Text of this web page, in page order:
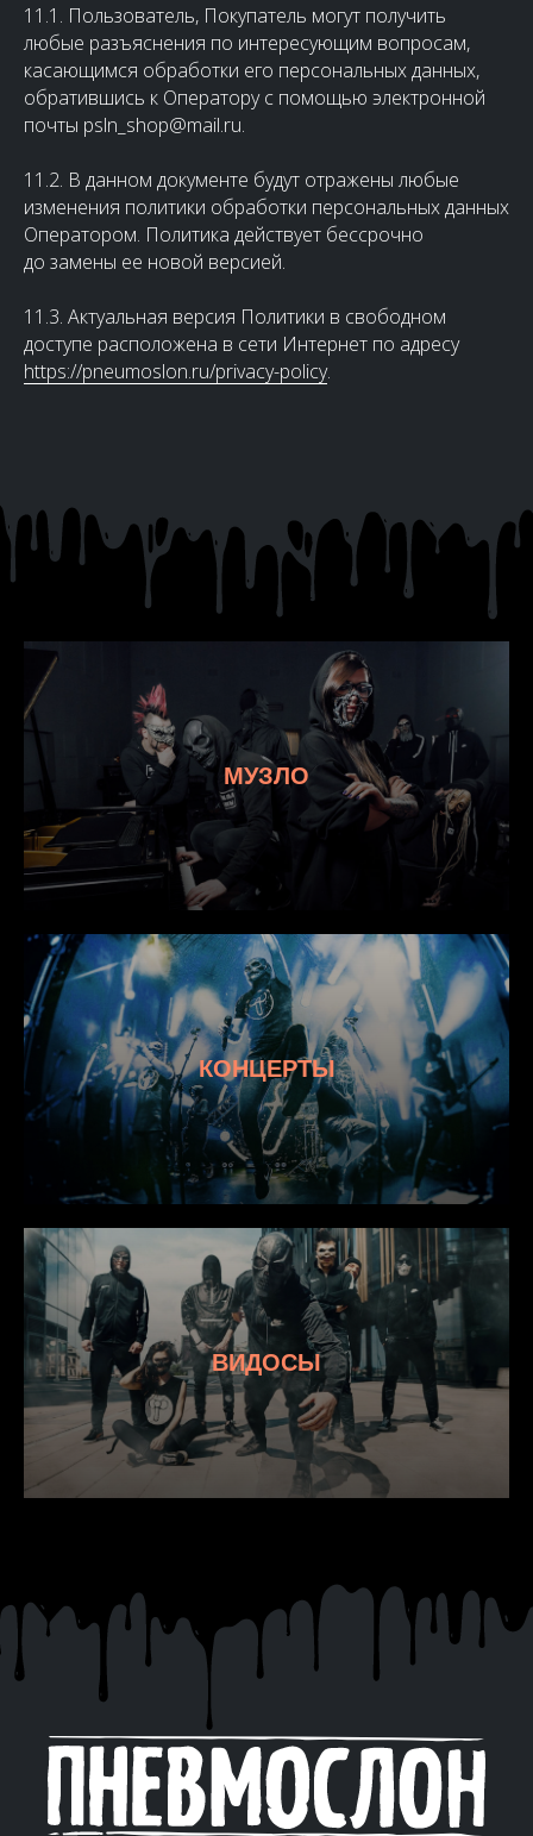
11.1. Пользователь, Покупатель могут получить
любые разъяснения по интересующим вопросам,
касающимся обработки его персональных данных,
обратившись к Оператору с помощью электронной
почты psln_shop@mail.ru.
11.2. В данном документе будут отражены любые
изменения политики обработки персональных данных
Оператором. Политика действует бессрочно
до замены ее новой версией.
11.3. Актуальная версия Политики в свободном
доступе расположена в сети Интернет по адресу
https://pneumoslon.ru/privacy-policy.
МУЗЛО
КОНЦЕРТЫ
ВИДОСЫ